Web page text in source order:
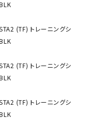
(TF) トレーニングシ
(TF) トレーニングシ
(TF) トレーニングシ